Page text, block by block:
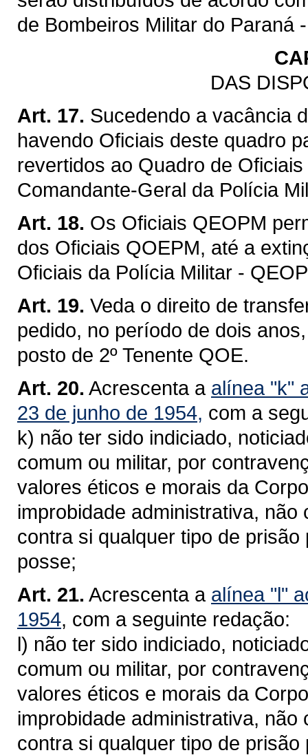
de Bombeiros Militar do Paraná
DAS
Art. 17. Sucedendo a vacância
havendo Oficiais deste quadro
revertidos ao Quadro de
Comandante-Geral da Polícia
Art. 18. Os Oficiais QEOPM
dos Oficiais QOEPM, até a
Oficiais da Polícia Militar -
Art. 19. Veda o direito de
pedido, no período de dois
posto de 2º Tenente QOE.
Art. 20. Acrescenta a alínea "k"
23 de junho de 1954, com a
k) não ter sido indiciado,
comum ou militar, por
valores éticos e morais da
improbidade administrativa,
contra si qualquer tipo de
posse;
Art. 21. Acrescenta a alínea "l"
1954, com a seguinte redação:
l) não ter sido indiciado,
comum ou militar, por
valores éticos e morais da
improbidade administrativa,
contra si qualquer tipo de